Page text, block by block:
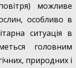
можливе
особливо в
ситуація в
головним
природних і